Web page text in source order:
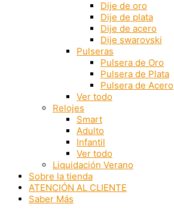
Dije de oro
Dije de plata
Dije de acero
Dije swarovski
Pulseras
Pulsera de Oro
Pulsera de Plata
Pulsera de Acero
Ver todo
Relojes
Smart
Adulto
Infantil
Ver todo
Liquidación Verano
Sobre la tienda
ATENCIÓN AL CLIENTE
Saber Más